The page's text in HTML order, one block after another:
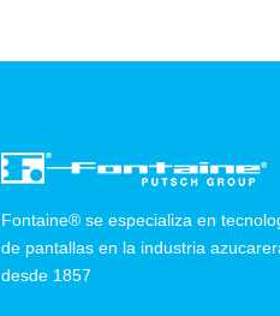
Fontaine® se especializa en
de pantallas en la industria
desde 1857